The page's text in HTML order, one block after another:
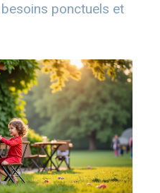
ponctuels et